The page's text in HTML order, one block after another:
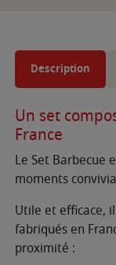
Description
Un set
France
Le Set Barbecue
moments
Utile et efficace,
fabriqués en
proximité :